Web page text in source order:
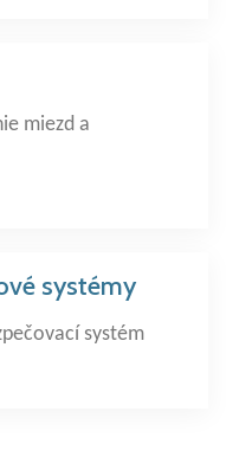
miezd a
systémy
systém